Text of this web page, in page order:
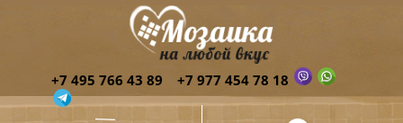
+7 495 766 43 89 +7 977 454 78 18